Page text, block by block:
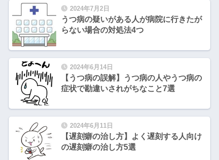
2024年7月2日
うつ病の疑いがある人が病院に行きたが
らない場合の対処法4つ
2024年6月14日
【うつ病の誤解】うつ病の人やうつ病の
症状で勘違いされがちなこと7選
2024年6月11日
【遅刻癖の治し方】よく遅刻する人向け
の遅刻癖の治し方5選